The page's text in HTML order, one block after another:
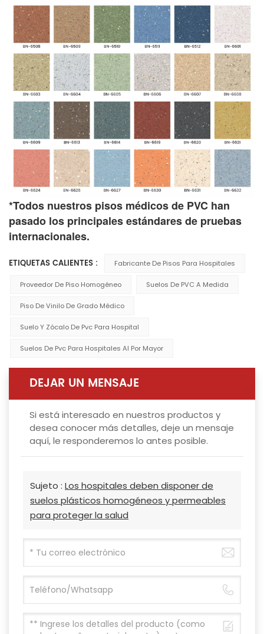
*Todos nuestros pisos médicos de PVC han
pasado los principales estándares de pruebas
internacionales.
ETIQUETAS CALIENTES : Fabricante De Pisos Para Hospitales
Proveedor De Piso Homogéneo Suelos De PVC A Medida
Piso De Vinilo De Grado Médico
Suelo Y Zócalo De Pvc Para Hospital
Suelos De Pvc Para Hospitales Al Por Mayor
DEJAR UN MENSAJE
Si está interesado en nuestros productos y
desea conocer más detalles, deje un mensaje
aquí, le responderemos lo antes posible.
Sujeto : Los hospitales deben disponer de
suelos plásticos homogéneos y permeables
para proteger la salud